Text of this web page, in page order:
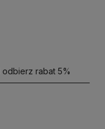
rabat 5%